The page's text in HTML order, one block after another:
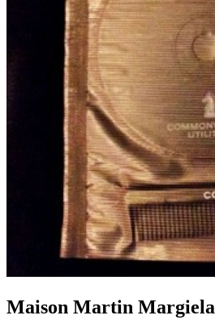
Maison Martin Margiela